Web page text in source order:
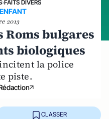
›FAITS DIVERS
2013
Roms bulgares
biologiques
la police
piste.
CLASSER